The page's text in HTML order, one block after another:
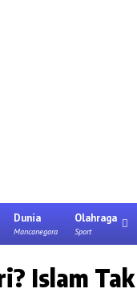
Dunia
Mancanegara
Olahraga
Sport
Islam